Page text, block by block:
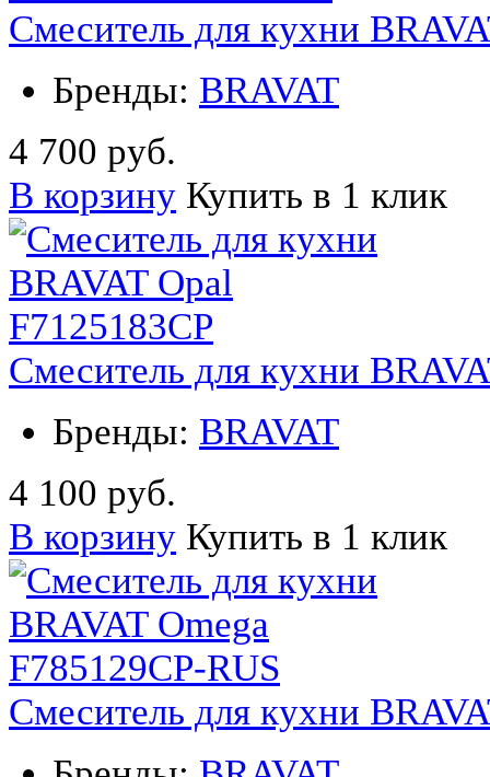
Смеситель для кухни
Бренды: BRAVAT
4 700 руб.
В корзину Купить в 1 клик
Смеситель для кухни
Бренды: BRAVAT
4 100 руб.
В корзину Купить в 1 клик
Смеситель для кухни